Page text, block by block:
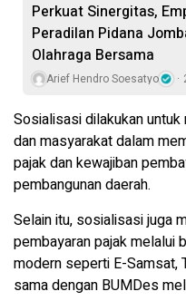
Perkuat Sinergitas,
Peradilan Pidana
Olahraga Bersama
Arief Hendro Soesatyo
Sosialisasi dilakukan
dan masyarakat dalam
pajak dan kewajiban
pembangunan daerah.
Selain itu, sosialisasi juga
pembayaran pajak melalui
modern seperti E-Samsat,
sama dengan BUMDes